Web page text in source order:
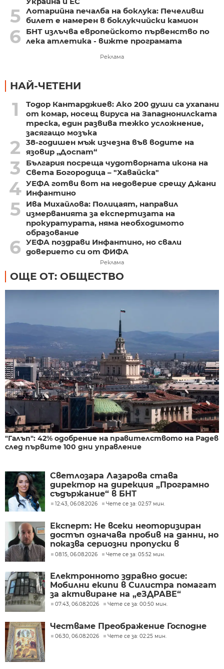
5 Лотарийна печалба на боклука: Печеливш
билет е намерен в боклукчийски камион
6
БНТ излъчва европейското първенство по
лека атлетика - вижте програмата
Реклама
НАЙ-ЧЕТЕНИ
1
Тодор Кантарджиев: Ако 200 души са ухапани
от комар, носещ вируса на Западнонилската
треска, един развива тежко усложнение,
засягащо мозъка
2
38-годишен мъж изчезна във водите на
язовир „Доспат“
3
България посреща чудотворната икона на
Света Богородица – "Хавайска"
4 УЕФА готви вот на недоверие срещу Джани
Инфантино
5
Ива Михайлова: Полицаят, направил
измерванията за експертизата на
прокуратурата, няма необходимото
образование
6 УЕФА поздрави Инфантино, но свали
доверието си от ФИФА
Реклама
ОЩЕ ОТ: ОБЩЕСТВО
"Галъп": 42% одобрение на правителството на Радев
след първите 100 дни управление
Светлозара Лазарова става
директор на дирекция „Програмно
съдържание“ в БНТ
12:43, 06.08.2026 Чете се за: 02:57 мин.
Експерт: Не всеки неоторизиран
достъп означава пробив на данни, но
показва сериозни пропуски в
киберсигурността
08:15, 06.08.2026 Чете се за: 05:52 мин.
Електронното здравно досие:
Мобилни екипи в Силистра помагат
за активиране на „еЗДРАВЕ“
07:43, 06.08.2026 Чете се за: 00:50 мин.
Честваме Преображение Господне
06:30, 06.08.2026 Чете се за: 02:25 мин.